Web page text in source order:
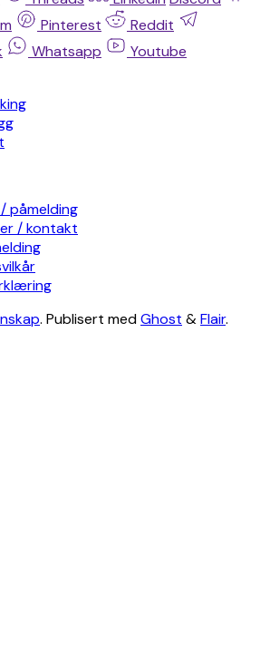
Pinterest
Reddit
Whatsapp
Youtube
påmelding
/ kontakt
. Publisert medGhost &Flair.